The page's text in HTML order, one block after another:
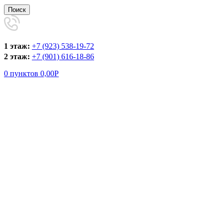
Поиск
1 этаж: +7 (923) 538-19-72
2 этаж: +7 (901) 616-18-86
0 пунктов 0,00Р